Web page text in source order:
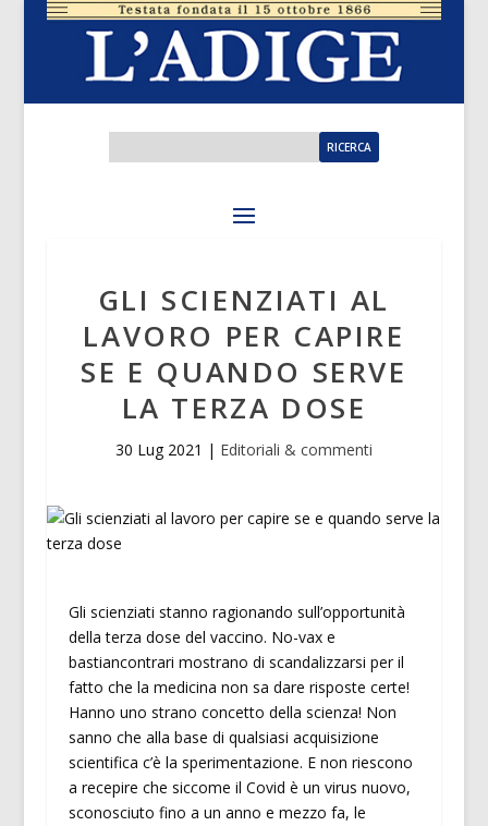
GLI SCIENZIATI AL
LAVORO PER CAPIRE
SE E QUANDO SERVE
LA TERZA DOSE
30 Lug 2021 | Editoriali & commenti
Gli scienziati stanno ragionando sull’opportunità
della terza dose del vaccino. No-vax e
bastiancontrari mostrano di scandalizzarsi per il
fatto che la medicina non sa dare risposte certe!
Hanno uno strano concetto della scienza! Non
sanno che alla base di qualsiasi acquisizione
scientifica c’è la sperimentazione. E non riescono
a recepire che siccome il Covid è un virus nuovo,
sconosciuto fino a un anno e mezzo fa, le